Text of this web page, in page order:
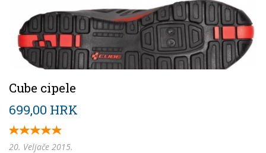
Cube cipele
699,00 HRK
20. Veljače 2015.